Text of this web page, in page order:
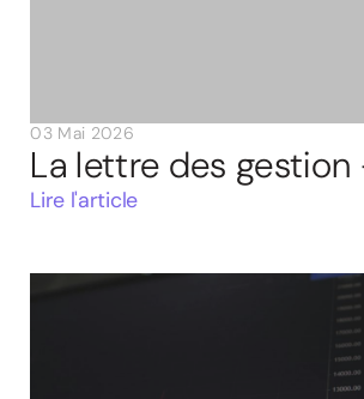
03 Mai 2026
La lettre des
Lire l'article